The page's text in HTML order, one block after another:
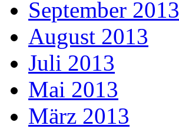
September 2013
August 2013
Juli 2013
Mai 2013
März 2013